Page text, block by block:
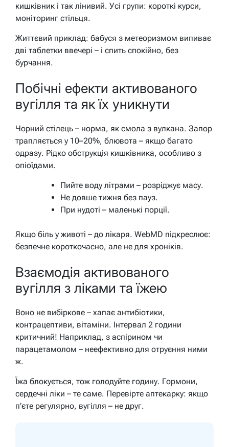
кишківник і так лінивий. Усі групи: короткі курси,
моніторинг стільця.
Життєвий приклад: бабуся з метеоризмом випиває
дві таблетки ввечері – і спить спокійно, без
бурчання.
Побічні ефекти активованого
вугілля та як їх уникнути
Чорний стілець – норма, як смола з вулкана. Запор
трапляється у 10–20%, блювота – якщо багато
одразу. Рідко обструкція кишківника, особливо з
опіоїдами.
Пийте воду літрами – розріджує масу.
Не довше тижня без пауз.
При нудоті – маленькі порції.
Якщо біль у животі – до лікаря. WebMD підкреслює:
безпечне короткочасно, але не для хроніків.
Взаємодія активованого
вугілля з ліками та їжею
Воно не вибіркове – хапає антибіотики,
контрацептиви, вітаміни. Інтервал 2 години
критичний! Наприклад, з аспірином чи
парацетамолом – неефективно для отруєння ними
ж.
Їжа блокується, тож голодуйте годину. Гормони,
сердечні ліки – те саме. Перевірте аптекарку: якщо
п’єте регулярно, вугілля – не друг.